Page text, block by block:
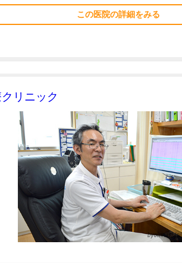
この医院の詳細をみる
リニック